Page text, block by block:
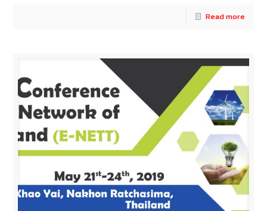
Read more